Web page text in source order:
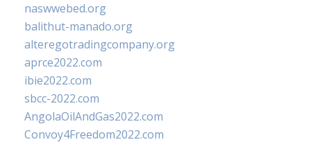
naswwebed.org
balithut-manado.org
alteregotradingcompany.org
aprce2022.com
ibie2022.com
sbcc-2022.com
AngolaOilAndGas2022.com
Convoy4Freedom2022.com